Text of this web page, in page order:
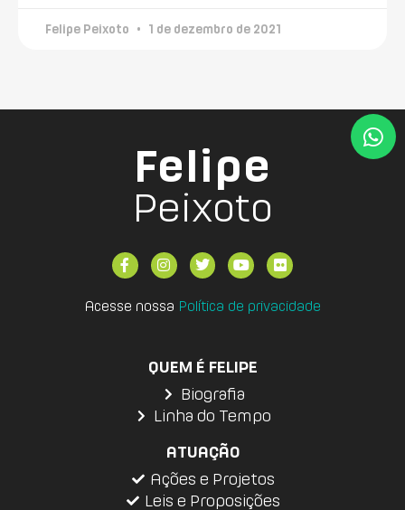
Felipe Peixoto 1 de dezembro de 2021
Felipe
Peixoto
Acesse nossa Política de privacidade
QUEM É FELIPE
Biografia
Linha do Tempo
ATUAÇÃO
Ações e Projetos
Leis e Proposições